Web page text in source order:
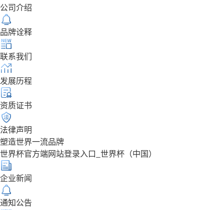
公司介绍
品牌诠释
联系我们
发展历程
资质证书
法律声明
塑造世界一流品牌
世界杯官方端网站登录入口_世界杯（中国）
企业新闻
通知公告